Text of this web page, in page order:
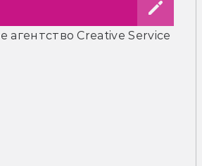
Creative Service